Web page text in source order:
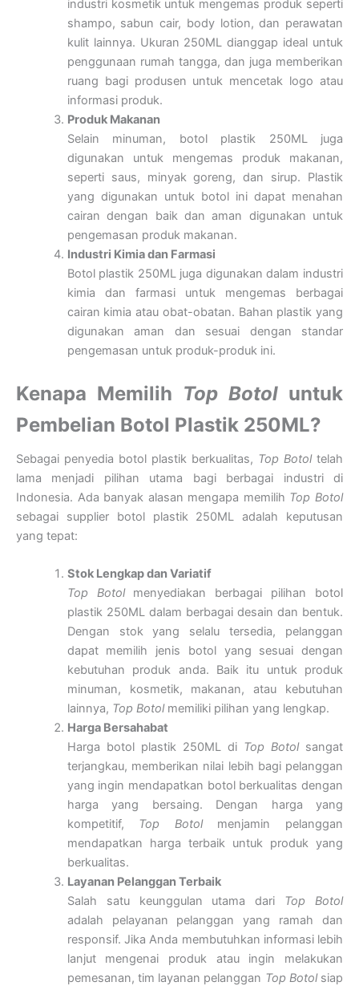
industri kosmetik untuk mengemas produk seperti
shampo, sabun cair, body lotion, dan perawatan
kulit lainnya. Ukuran 250ML dianggap ideal untuk
penggunaan rumah tangga, dan juga memberikan
ruang bagi produsen untuk mencetak logo atau
informasi produk.
Produk Makanan
Selain minuman, botol plastik 250ML juga
digunakan untuk mengemas produk makanan,
seperti saus, minyak goreng, dan sirup. Plastik
yang digunakan untuk botol ini dapat menahan
cairan dengan baik dan aman digunakan untuk
pengemasan produk makanan.
Industri Kimia dan Farmasi
Botol plastik 250ML juga digunakan dalam industri
kimia dan farmasi untuk mengemas berbagai
cairan kimia atau obat-obatan. Bahan plastik yang
digunakan aman dan sesuai dengan standar
pengemasan untuk produk-produk ini.
Kenapa Memilih Top Botol untuk
Pembelian Botol Plastik 250ML?
Sebagai penyedia botol plastik berkualitas, Top Botoltelah
lama menjadi pilihan utama bagi berbagai industri di
Indonesia. Ada banyak alasan mengapa memilih Top Botol
sebagai supplier botol plastik 250ML adalah keputusan
yang tepat:
Stok Lengkap dan Variatif
Top Botolmenyediakan berbagai pilihan botol
plastik 250ML dalam berbagai desain dan bentuk.
Dengan stok yang selalu tersedia, pelanggan
dapat memilih jenis botol yang sesuai dengan
kebutuhan produk anda. Baik itu untuk produk
minuman, kosmetik, makanan, atau kebutuhan
lainnya, Top Botolmemiliki pilihan yang lengkap.
Harga Bersahabat
Harga botol plastik 250ML di Top Botolsangat
terjangkau, memberikan nilai lebih bagi pelanggan
yang ingin mendapatkan botol berkualitas dengan
harga yang bersaing. Dengan harga yang
kompetitif, Top Botolmenjamin pelanggan
mendapatkan harga terbaik untuk produk yang
berkualitas.
Layanan Pelanggan Terbaik
Salah satu keunggulan utama dari Top Botol
adalah pelayanan pelanggan yang ramah dan
responsif. Jika Anda membutuhkan informasi lebih
lanjut mengenai produk atau ingin melakukan
pemesanan, tim layanan pelanggan Top Botolsiap